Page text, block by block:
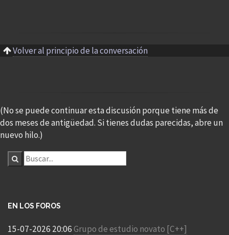
Volver al principio de la conversación
(No se puede continuar esta discusión porque tiene más de
dos meses de antigüedad. Si tienes dudas parecidas, abre un
nuevo hilo.)
EN LOS FOROS
15-07-2026 20:06Grupo de estudio novato [C++]